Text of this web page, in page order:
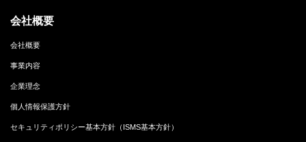
会社概要
会社概要
事業内容
企業理念
個人情報保護方針
セキュリティポリシー基本方針（ISMS基本方針）